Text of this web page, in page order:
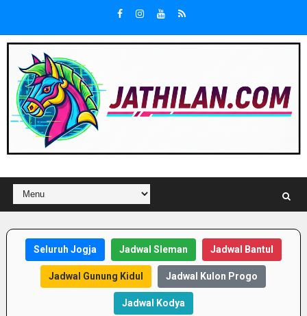
Seluruh Jogja Jadwal Sleman Jadwal Bantul
Jadwal Gunung Kidul Jadwal Kulon Progo
Jadwal Kodya